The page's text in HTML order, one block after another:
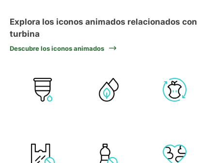
Explora los iconos animados relacionados con
turbina
Descubre los iconos animados